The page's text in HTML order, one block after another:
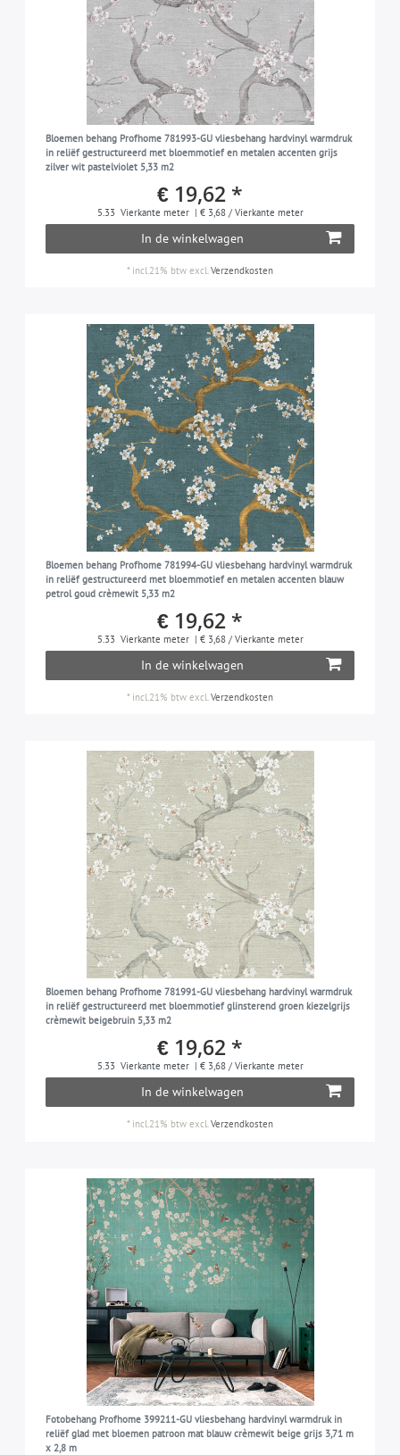
Bloemen behang Profhome 781993-GU vliesbehang hardvinyl warmdruk
in reliëf gestructureerd met bloemmotief en metalen accenten grijs
zilver wit pastelviolet 5,33 m2
€ 19,62 *
5.33 Vierkante meter | € 3,68 / Vierkante meter
In de winkelwagen
* incl.21% btw excl. Verzendkosten
Bloemen behang Profhome 781994-GU vliesbehang hardvinyl warmdruk
in reliëf gestructureerd met bloemmotief en metalen accenten blauw
petrol goud crèmewit 5,33 m2
€ 19,62 *
5.33 Vierkante meter | € 3,68 / Vierkante meter
In de winkelwagen
* incl.21% btw excl.Verzendkosten
Bloemen behang Profhome 781991-GU vliesbehang hardvinyl warmdruk
in reliëf gestructureerd met bloemmotief glinsterend groen kiezelgrijs
crèmewit beigebruin 5,33 m2
€ 19,62 *
5.33 Vierkante meter | € 3,68 / Vierkante meter
In de winkelwagen
* incl.21% btw excl.Verzendkosten
Fotobehang Profhome 399211-GU vliesbehang hardvinyl warmdruk in
reliëf glad met bloemen patroon mat blauw crèmewit beige grijs 3,71 m
x 2,8 m